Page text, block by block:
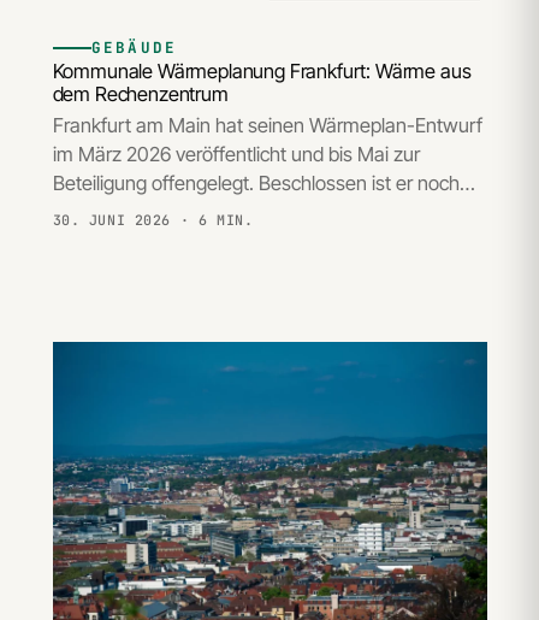
GEBÄUDE
Kommunale Wärmeplanung Frankfurt: Wärme aus
dem Rechenzentrum
Frankfurt am Main hat seinen Wärmeplan-Entwurf
im März 2026 veröffentlicht und bis Mai zur
Beteiligung offengelegt. Beschlossen ist er noch…
30. JUNI 2026 · 6 MIN.